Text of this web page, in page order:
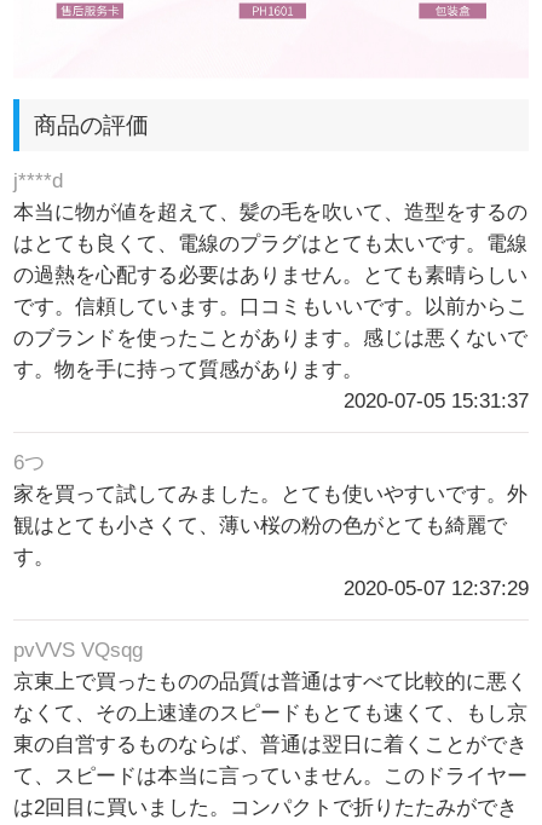
商品の評価
j****d
本当に物が値を超えて、髪の毛を吹いて、造型をするの
はとても良くて、電線のプラグはとても太いです。電線
の過熱を心配する必要はありません。とても素晴らしい
です。信頼しています。口コミもいいです。以前からこ
のブランドを使ったことがあります。感じは悪くないで
す。物を手に持って質感があります。
2020-07-05 15:31:37
6つ
家を買って試してみました。とても使いやすいです。外
観はとても小さくて、薄い桜の粉の色がとても綺麗で
す。
2020-05-07 12:37:29
pvVVS VQsqg
京東上で買ったものの品質は普通はすべて比較的に悪く
なくて、その上速達のスピードもとても速くて、もし京
東の自営するものならば、普通は翌日に着くことができ
て、スピードは本当に言っていません。このドライヤー
は2回目に買いました。コンパクトで折りたたみができ